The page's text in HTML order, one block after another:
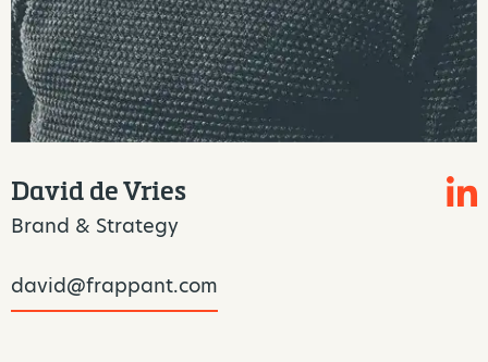
David de Vries
Brand & Strategy
david@frappant.com